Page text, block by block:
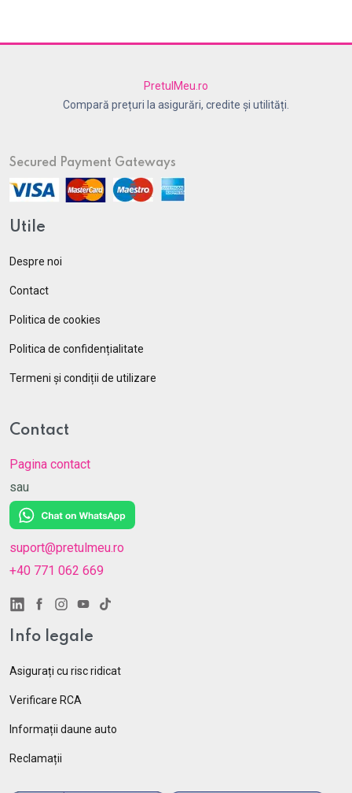
PretulMeu.ro
Compară prețuri la asigurări, credite și utilități.
Secured Payment Gateways
Utile
Despre noi
Contact
Politica de cookies
Politica de confidențialitate
Termeni și condiții de utilizare
Contact
Pagina contact
sau
suport@pretulmeu.ro
+40 771 062 669
Info legale
Asigurați cu risc ridicat
Verificare RCA
Informații daune auto
Reclamații